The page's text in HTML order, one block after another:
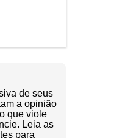
de seus
a opinião
que viole
Leia as
para